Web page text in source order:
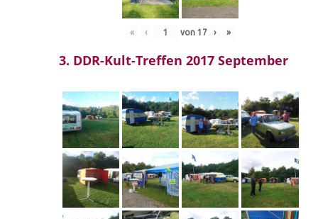
« ‹ von 17 › »
3. DDR-Kult-Treffen 2017 September